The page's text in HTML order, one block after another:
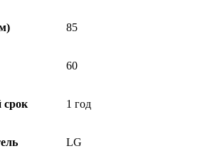
85
60
1 год
LG